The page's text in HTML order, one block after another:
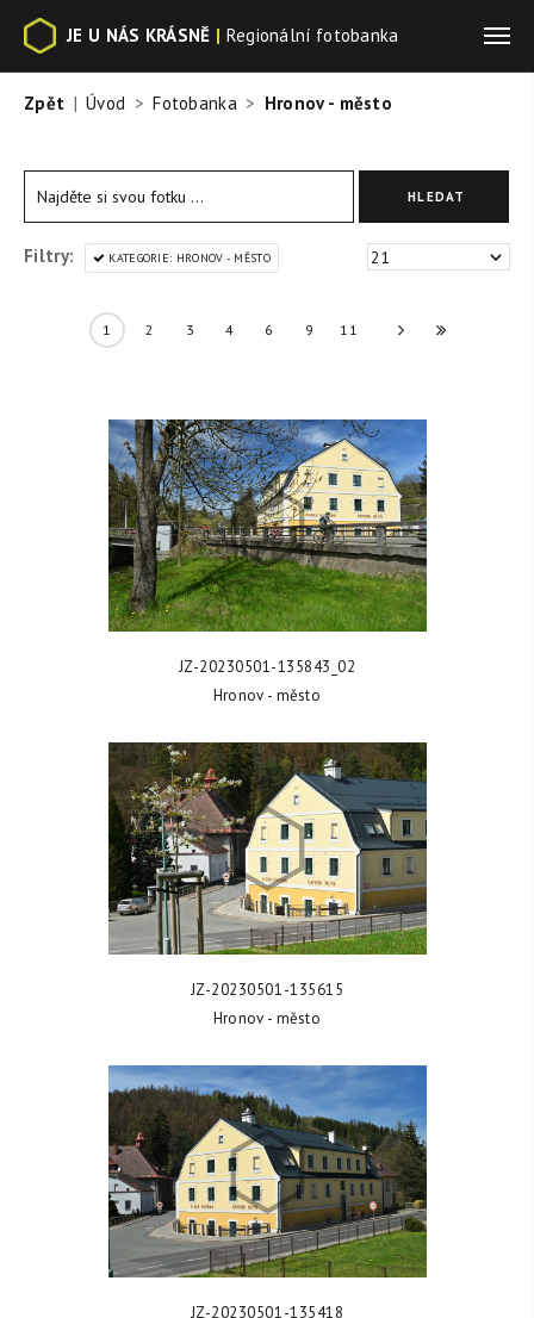
JE U NÁS KRÁSNĚ | Regionální fotobanka
Zpět Úvod Fotobanka Hronov - město
Filtry: KATEGORIE: HRONOV - MĚSTO
1 2 3 4 6 9 11
ZOBRAZIT FOTKU
JZ-20230501-135843_02
Hronov - město
ZOBRAZIT FOTKU
JZ-20230501-135615
Hronov - město
ZOBRAZIT FOTKU
JZ-20230501-135418